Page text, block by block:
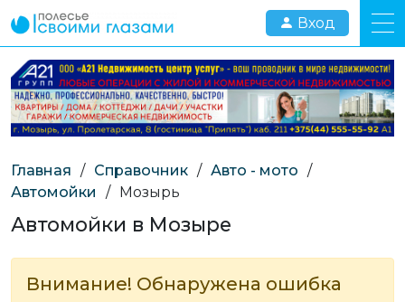
Вход
Главная / Справочник / Авто - мото /
Автомойки
/ Мозырь
Автомойки в Мозыре
Внимание! Обнаружена ошибка